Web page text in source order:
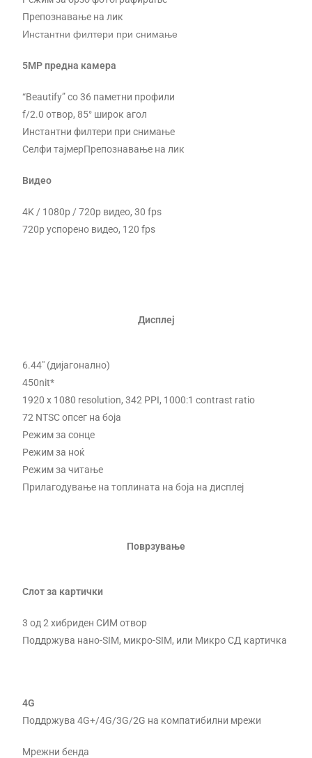
Препознавање на лик
Инстантни филтери при снимање
5MP предна камера
“Beautify” со 36 паметни профили
f/2.0 отвор, 85° широк агол
Инстантни филтери при снимање
Селфи тајмерПрепознавање на лик
Видео
4K / 1080p / 720p видео, 30 fps
720p успорено видео, 120 fps
Дисплеј
6.44″ (дијагонално)
450nit*
1920 x 1080 resolution, 342 PPI, 1000:1 contrast ratio
72 NTSC опсег на боја
Режим за сонце
Режим за ноќ
Режим за читање
Прилагодување на топлината на боја на дисплеј
Поврзување
Слот за картички
3 од 2 хибриден СИМ отвор
Поддржува нано-SIM, микро-SIM, или Микро СД картичка
4G
Поддржува 4G+/4G/3G/2G на компатибилни мрежи
Мрежни бенда